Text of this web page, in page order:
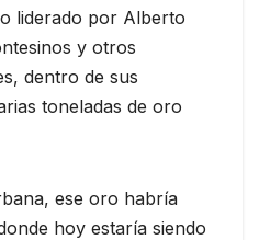
liderado por Alberto
y otros
dentro de sus
toneladas de oro
ese oro habría
hoy estaría siendo